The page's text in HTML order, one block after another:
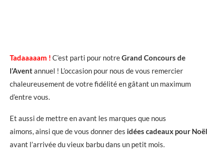
Tadaaaaam ! C’est parti pour notreGrand Concours de
l’Aventannuel ! L’occasion pour nous de vous remercier
chaleureusement de votre fidélité en gâtant un maximum
d’entre vous.
Et aussi de mettre en avant les marques que nous
aimons, ainsi que de vous donner des idées cadeaux pour Noël
avant l’arrivée du vieux barbu dans un petit mois.